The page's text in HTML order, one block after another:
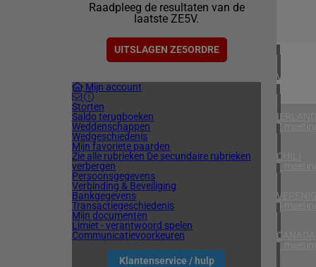
Raadpleeg de resultaten van de
laatste ZE5V.
UITSLAGEN ZE5ORDRE
Mijn account
Storten
Saldo terugboeken
Weddenschappen
Wedgeschiedenis
Mijn favoriete paarden
Zie alle rubrieken De secundaire rubrieken
verbergen
Persoonsgegevens
Verbinding & Beveiliging
Bankgegevens
Transactiegeschiedenis
Mijn documenten
Limiet - verantwoord spelen
Communicatievoorkeuren
Klantenservice / hulp
1
5
IERLAND
2
CHILI
1
4
CANADA
1